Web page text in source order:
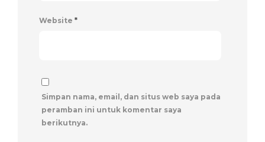
Website *
Simpan nama, email, dan situs web saya pada
peramban ini untuk komentar saya
berikutnya.